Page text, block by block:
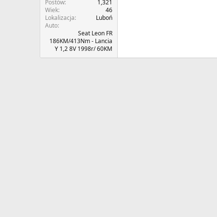
Postów
1,321
Wiek
46
Lokalizacja
Luboń
Auto
Seat Leon FR
186KM/413Nm - Lancia
Y 1,2 8V 1998r/ 60KM